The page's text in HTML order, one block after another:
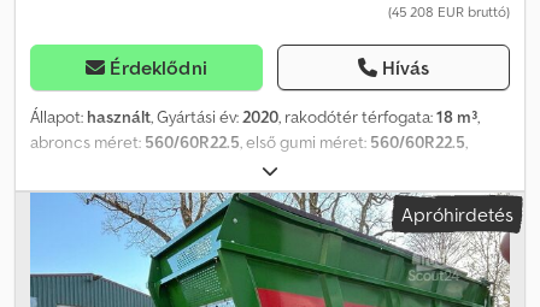
(45 208 EUR bruttó)
Érdeklődni Hívás
Állapot: használt, Gyártási év: 2020, rakodótér térfogata:18 m³,
abroncs méret: 560/60R22.5 , első gumi méret: 560/60R22.5
560/60R22.5
km/h, Felszereltség:sűrített levegős fék, Gumiabroncs (elöl):
560/60R22.5, gumiabroncs (hátul): 560/60R22.5, szélszóró,
kaparópadló, tolózár, támasztóláb / -kerék, tandem
tengely_____szélszóró szerkezet, tolózár, K80 alsó vonószem,
kardántengely. Tandemtengely, megengedett össztömeg 21 t,
Apróhirdetés